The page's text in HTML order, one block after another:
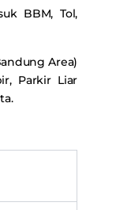
BBM, Tol,
Area)
Parkir Liar